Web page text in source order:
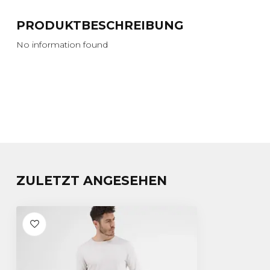
PRODUKTBESCHREIBUNG
No information found
ZULETZT ANGESEHEN